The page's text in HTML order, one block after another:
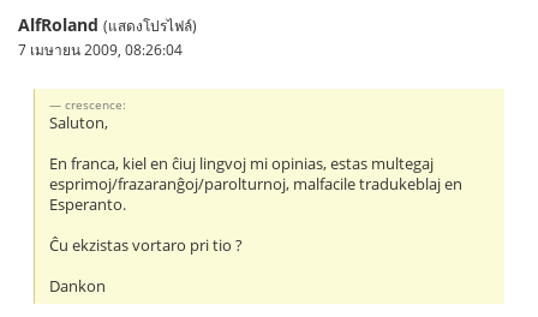
AlfRoland (แสดงโปรไฟล์)
7 เมษายน 2009, 08:26:04
crescence:
Saluton,
En franca, kiel en ĉiuj lingvoj mi opinias, estas multegaj
esprimoj/frazaranĝoj/parolturnoj, malfacile tradukeblaj en
Esperanto.
Ĉu ekzistas vortaro pri tio ?
Dankon